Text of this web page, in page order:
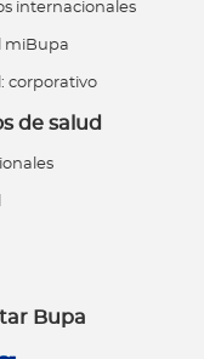
internacionales
miBupa
corporativo
de salud
Bupa